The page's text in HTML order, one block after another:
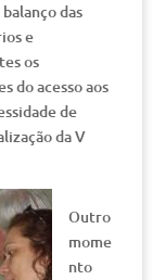
das
e
os
do acesso aos
de
da V
Outro
mome
nto